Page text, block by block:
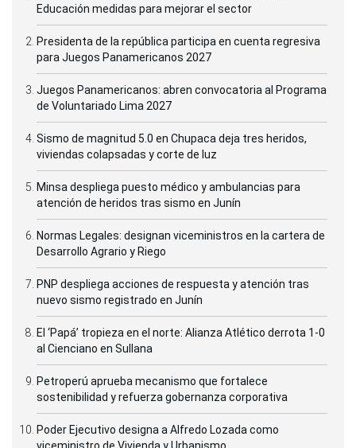
Educación medidas para mejorar el sector
Presidenta de la república participa en cuenta regresiva
para Juegos Panamericanos 2027
Juegos Panamericanos: abren convocatoria al Programa
de Voluntariado Lima 2027
Sismo de magnitud 5.0 en Chupaca deja tres heridos,
viviendas colapsadas y corte de luz
Minsa despliega puesto médico y ambulancias para
atención de heridos tras sismo en Junín
Normas Legales: designan viceministros en la cartera de
Desarrollo Agrario y Riego
PNP despliega acciones de respuesta y atención tras
nuevo sismo registrado en Junín
El ‘Papá’ tropieza en el norte: Alianza Atlético derrota 1-0
al Cienciano en Sullana
Petroperú aprueba mecanismo que fortalece
sostenibilidad y refuerza gobernanza corporativa
Poder Ejecutivo designa a Alfredo Lozada como